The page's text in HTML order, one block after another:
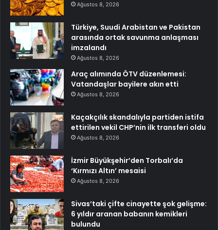
Ağustos 8, 2026
Türkiye, Suudi Arabistan ve Pakistan
arasında ortak savunma anlaşması
imzalandı
Ağustos 8, 2026
Araç alımında ÖTV düzenlemesi:
Vatandaşlar bayilere akın etti
Ağustos 8, 2026
Kaçakçılık skandalıyla partiden istifa
ettirilen vekil CHP’nin ilk transferi oldu
Ağustos 8, 2026
İzmir Büyükşehir’den Torbalı’da
‘Kırmızı Altın’ mesaisi
Ağustos 8, 2026
Sivas’taki çifte cinayette şok gelişme:
6 yıldır aranan babanın kemikleri
bulundu